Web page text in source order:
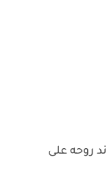
روحه على